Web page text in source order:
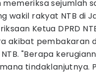
memeriksa sejumlah
wakil rakyat NTB di
Ketua DPRD
akibat pembakaran
NTB. "Berapa
tindaklanjutnya.